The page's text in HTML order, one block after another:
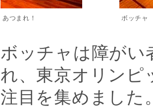
あつまれ！ ボッチャ
ボッチャは障がい
れ、東京オリンピ
注目を集めました